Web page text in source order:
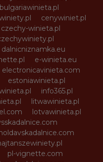
bulgariawinieta.pl
cenywiniet.pl
czechy-winieta.pl
dalnicniznamka.eu
e-winieta.eu
electronicavinieta.com
estoniawinieta.pl
info365.pl
litwawinieta.pl
lotvawinieta.pl
pl-vignette.com